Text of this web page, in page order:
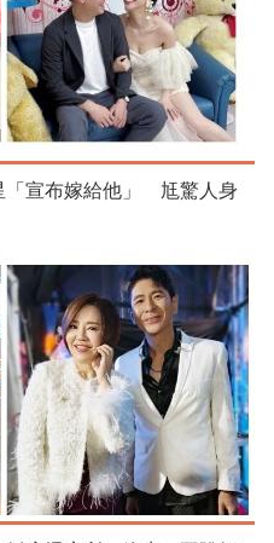
「宣布嫁給他」 尪驚人身